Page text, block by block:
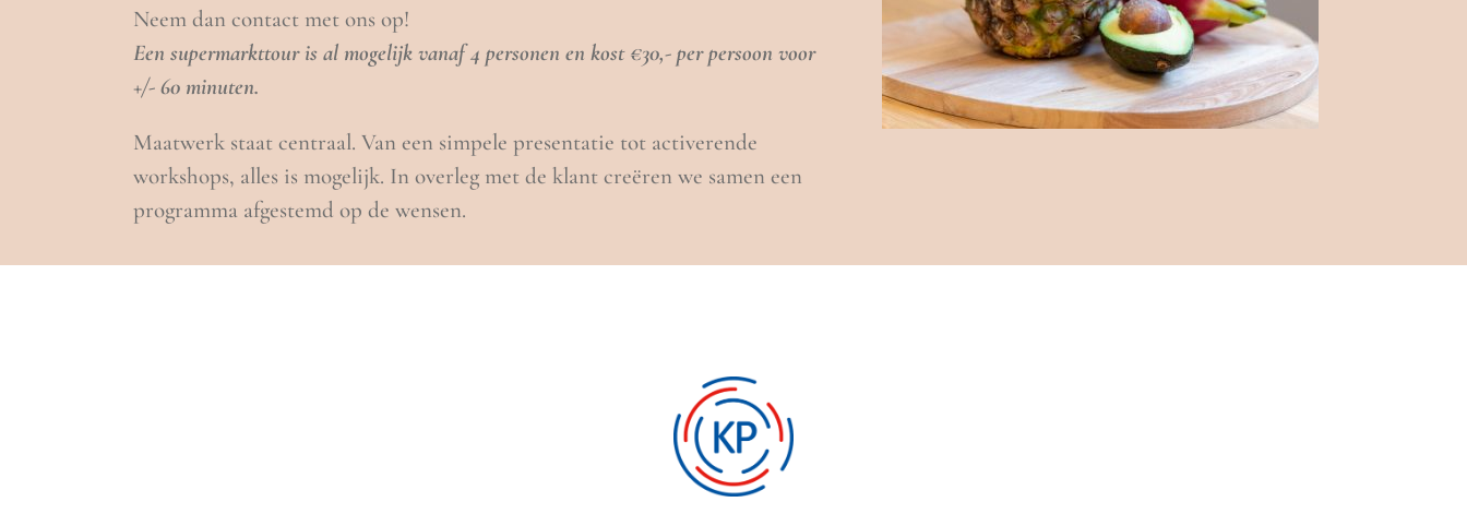
Neem dan contact met ons op!
Een supermarkttour is al mogelijk vanaf 4 personen en kost €30,- per persoon voor
+/- 60 minuten.
Maatwerk staat centraal. Van een simpele presentatie tot activerende
workshops, alles is mogelijk. In overleg met de klant creëren we samen een
programma afgestemd op de wensen.